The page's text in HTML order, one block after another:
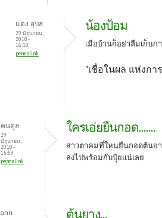
แดง อุบล
29 มิถุนายน,
2010 -
16:10
permalink
น้องป้อม
เมือบ้านก็อย่าลืมเก็บภ
"เชื่อในผล แห่งก
คนตูล
29
มิถุนายน,
2010 -
15:59
permalink
ใครเอ่ยยืนกอด.......
สาวตาคมที่ใหนยืนกอดต้นยา
ลงไปพร้อมกับปุ๋ยแน่เลย
ann ต้นยาง...